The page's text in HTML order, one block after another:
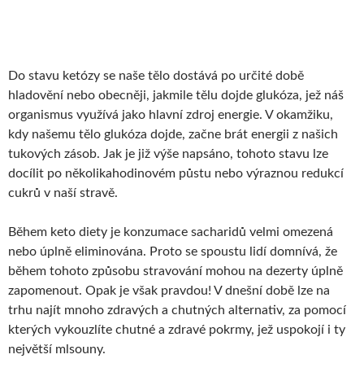
Do stavu ketózy se naše tělo dostává po určité době
hladovění nebo obecněji, jakmile tělu dojde glukóza, jež náš
organismus využívá jako hlavní zdroj energie. V okamžiku,
kdy našemu tělo glukóza dojde, začne brát energii z našich
tukových zásob. Jak je již výše napsáno, tohoto stavu lze
docílit po několikahodinovém půstu nebo výraznou redukcí
cukrů v naší stravě.
Během keto diety je konzumace sacharidů velmi omezená
nebo úplně eliminována. Proto se spoustu lidí domnívá, že
během tohoto způsobu stravování mohou na dezerty úplně
zapomenout. Opak je však pravdou! V dnešní době lze na
trhu najít mnoho zdravých a chutných alternativ, za pomocí
kterých vykouzlíte chutné a zdravé pokrmy, jež uspokojí i ty
největší mlsouny.